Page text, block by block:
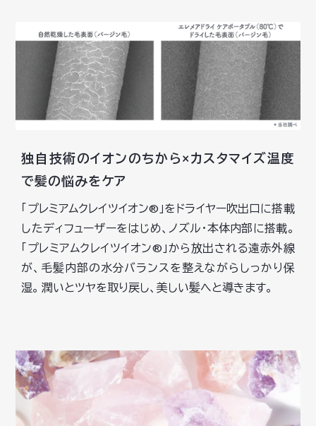
独自技術のイオンのちから×カスタマイズ温度
で髪の悩みをケア
「プレミアムクレイツイオン®」をドライヤー吹出口に搭載
したディフューザーをはじめ、ノズル・本体内部に搭載。
「プレミアムクレイツイオン®」から放出される遠赤外線
が、毛髪内部の水分バランスを整えながらしっかり保
湿。 潤いとツヤを取り戻し、美しい髪へと導きます。